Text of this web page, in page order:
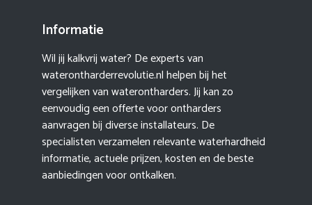
Informatie
Wil jij kalkvrij water? De experts van
waterontharderrevolutie.nl helpen bij het
vergelijken van waterontharders. Jij kan zo
eenvoudig een offerte voor ontharders
aanvragen bij diverse installateurs. De
specialisten verzamelen relevante waterhardheid
informatie, actuele prijzen, kosten en de beste
aanbiedingen voor ontkalken.